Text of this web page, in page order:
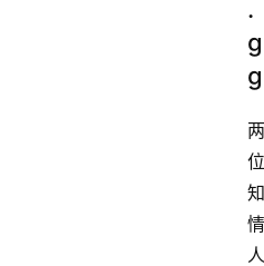
.
g
g
两
位
知
情
人